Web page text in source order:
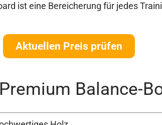
ist eine Bereicherung für jedes
Aktuellen Preis prüfen
Balance-